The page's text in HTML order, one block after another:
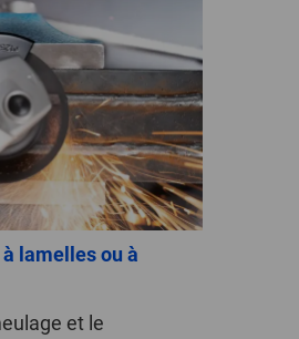
lamelles ou à
et le